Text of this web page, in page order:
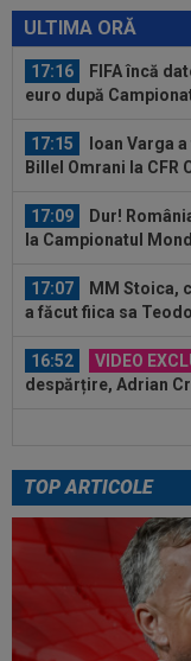
ULTIMA ORĂ
Madrid! Suma finală
17:16
FIFA încă
euro după
17:15
Ioan Varga
Billel Omrani la CFR
17:09
Dur!
la Campionatul
17:07
MM Stoica,
a făcut fiica sa
16:52 VIDEO
despărțire, Adrian
KuPS -
17:38 EXCLUSIV
instalarea lui Dan
OFICIAL
Madrid! Suma finală
17:16
FIFA încă
TOP ARTICOLE